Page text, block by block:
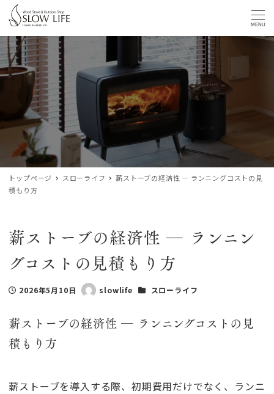
MENU
トップページ スローライフ
薪ストーブの経済性 ― ランニングコストの見
積もり方
薪ストーブの経済性 ― ランニン
グコストの見積もり方
投稿日
2026年5月10日
著
slowlife カテゴリー
スローライフ
薪ストーブの経済性 ― ランニングコストの見
積もり方
薪ストーブを導入する際、初期費用だけでなく、ランニ